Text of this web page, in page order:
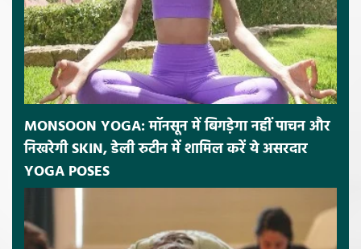
MONSOON YOGA: मॉनसून में बिगड़ेगा नहीं पाचन और
निखरेगी SKIN, डेली रुटीन में शामिल करें ये असरदार
YOGA POSES